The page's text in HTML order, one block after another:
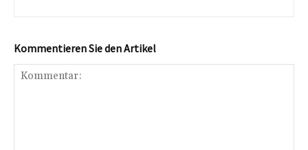
Kommentieren Sie den Artikel